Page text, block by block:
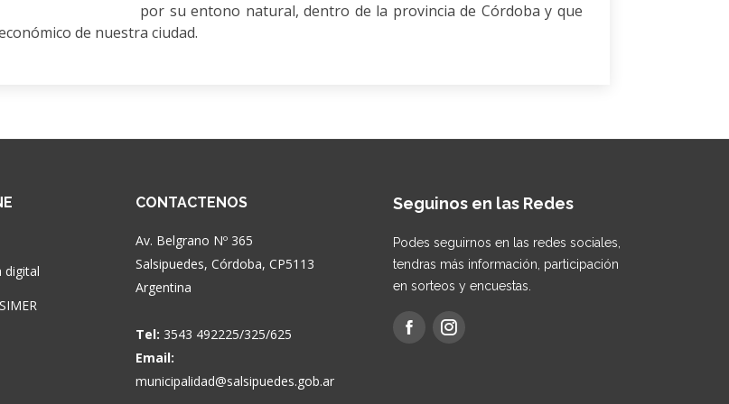
por su entono natural, dentro de la provincia de Córdoba y que
de nuestra ciudad.
digital
CONTACTENOS
Av. Belgrano Nº 365
Salsipuedes, Córdoba, CP5113
Argentina
Tel: 3543 492225/325/625
Email:
municipalidad@salsipuedes.gob.ar
Seguinos en las Redes
Podes seguirnos en las redes sociales,
tendras más información, participación
en sorteos y encuestas.